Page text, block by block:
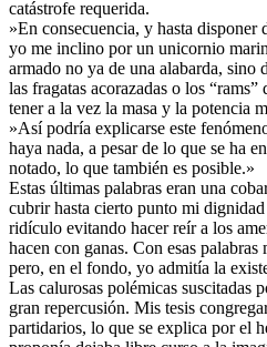
catástrofe requerida.
»En consecuencia, y hasta disponer
yo me inclino por un unicornio
armado no ya de una alabarda, sino
las fragatas acorazadas o los
tener a la vez la masa y la potencia
»Así podría explicarse este
haya nada, a pesar de lo que se ha
notado, lo que también es posible.»
Estas últimas palabras eran una
cubrir hasta cierto punto mi
ridículo evitando hacer reír a los
hacen con ganas. Con esas palabras
pero, en el fondo, yo admitía la
Las calurosas polémicas suscitadas
gran repercusión. Mis tesis
partidarios, lo que se explica por el